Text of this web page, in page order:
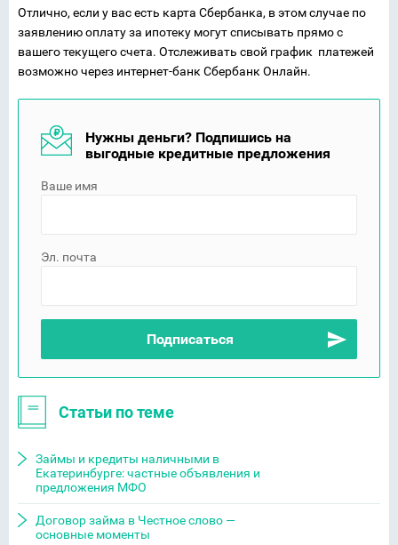
Отлично, если у вас есть карта Сбербанка, в этом случае по
заявлению оплату за ипотеку могут списывать прямо с
вашего текущего счета. Отслеживать свой график платежей
возможно через интернет-банк Сбербанк Онлайн.
Нужны деньги? Подпишись на
выгодные кредитные предложения
Ваше имя
Эл. почта
Статьи по теме
Займы и кредиты наличными в
Екатеринбурге: частные объявления и
предложения МФО
Договор займа в Честное слово —
основные моменты